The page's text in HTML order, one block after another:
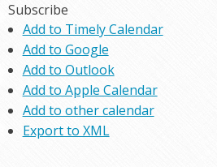
Subscribe
Add to Timely Calendar
Add to Google
Add to Outlook
Add to Apple Calendar
Add to other calendar
Export to XML